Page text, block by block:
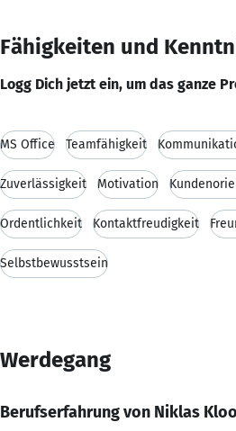
Fähigkeiten und
Logg Dich jetzt ein, um das ganze
MS Office Teamfähigkeit
Zuverlässigkeit Motivation
Ordentlichkeit Kontaktfreudigkeit
Selbstbewusstsein
Werdegang
Berufserfahrung von Niklas